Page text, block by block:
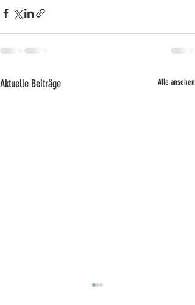
Aktuelle Beiträge Alle ansehen